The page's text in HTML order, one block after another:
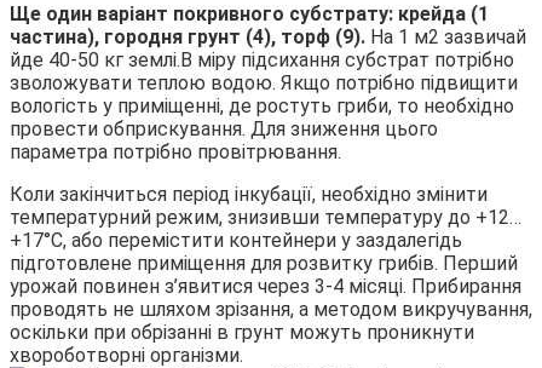
Ще один варіант покривного субстрату: крейда (1
частина), городня грунт (4), торф (9). На 1 м2 зазвичай
йде 40-50 кг землі.В міру підсихання субстрат потрібно
зволожувати теплою водою. Якщо потрібно підвищити
вологість у приміщенні, де ростуть гриби, то необхідно
провести обприскування. Для зниження цього
параметра потрібно провітрювання.
Коли закінчиться період інкубації, необхідно змінити
температурний режим, знизивши температуру до +12…
+17°С, або перемістити контейнери у заздалегідь
підготовлене приміщення для розвитку грибів. Перший
урожай повинен з’явитися через 3-4 місяці. Прибирання
проводять не шляхом зрізання, а методом викручування,
оскільки при обрізанні в грунт можуть проникнути
хвороботворні організми.